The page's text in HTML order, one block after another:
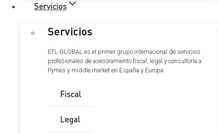
Servicios
Servicios
ETL GLOBAL es el primer grupo internacional de servicios
profesionales de asesoramiento fiscal, legal y consultoría a
Pymes y middle market en España y Europa.
Fiscal
Legal